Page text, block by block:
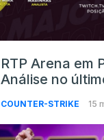
RTP Arena em
Análise no
COUNTER-STRIKE 15